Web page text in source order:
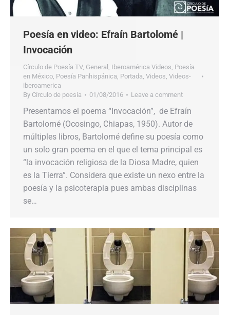
Poesía en video: Efraín Bartolomé |
Invocación
Círculo de Poesía TV, General , Iberoamérica Videos, Poesía
en México, Poesía Panhispánica, Portada, Videos, Videos-
iberoamerica
By Círculo de poesía 01/08/2016 Leave a comment
Presentamos el poema “Invocación”, de Efraín
Bartolomé (Ocosingo, Chiapas, 1950). Autor de
múltiples libros, Bartolomé define su poesía como
un solo gran poema en el que el tema principal es
“la invocación religiosa de la Diosa Madre, quien
es la Tierra”. Considera que existe un nexo entre la
poesía y la psicoterapia pues ambas disciplinas
se…